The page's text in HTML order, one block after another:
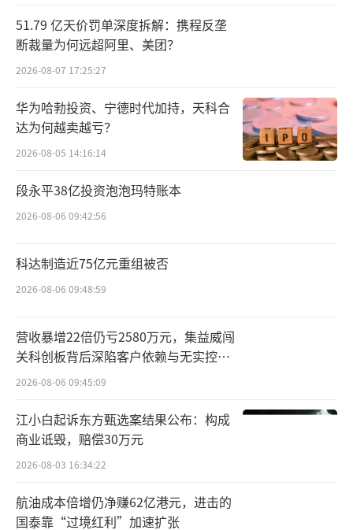
据悉，技术出身的李莹，2003年便进入百
度实习，次年毕业后正式加入百度，就职于网
页搜索部。此后，她又陆续在多个技术部门任
职，先后带领自然语言处理、网页搜索相关
性、spider、复合搜索、推荐与个性化、知识
图谱、AI技术生态、百度地图等多个业务，为
献。
总经理，负责传统互联网地图的智能化升级，
并陆续发布智能定位、智能语音、语音定制等
和知识管理为核心的智能工作平台——如流，并
主导其完成了基于文心大模型的重构，推
出“以AI原生重塑办公场景”的如流超级助理
产品。
而凭借着过硬的专业能力和累计的集团资
百度集团首席信息官（CIO），全面负责企业智
51.79 亿天价罚单深度拆解：携程反垄
断裁量为何远超阿里、美团？
2026-08-07 17:25:27
华为哈勃投资、宁德时代加持，天科合
达为何越卖越亏？
2026-08-05 14:16:14
段永平38亿投资泡泡玛特账本
2026-08-06 09:42:56
科达制造近75亿元重组被否
2026-08-06 09:48:59
营收暴增22倍仍亏2580万元，集益威闯
关科创板背后深陷客户依赖与无实控人
困局
2026-08-06 09:45:09
江小白起诉东方甄选案结果公布：构成
商业诋毁，赔偿30万元
2026-08-03 16:34:22
航油成本倍增仍净赚62亿港元，进击的
国泰靠“过境红利”加速扩张